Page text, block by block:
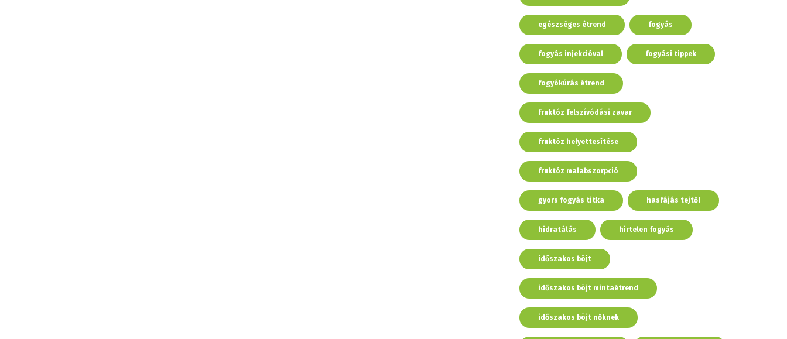
egészséges étrend fogyás
fogyás injekcióval fogyási tippek
fogyókúrás étrend
fruktóz felszívódási zavar
fruktóz helyettesítése
fruktóz malabszorpció
gyors fogyás titka hasfájás tejtől
hidratálás hirtelen fogyás
időszakos böjt
időszakos böjt mintaétrend
időszakos böjt nőknek